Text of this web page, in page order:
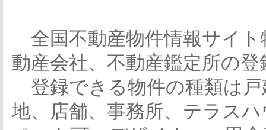
全国不動産物件情報サイト
動産会社、不動産鑑定所の
登録できる物件の種類は
地、店舗、事務所、テラス